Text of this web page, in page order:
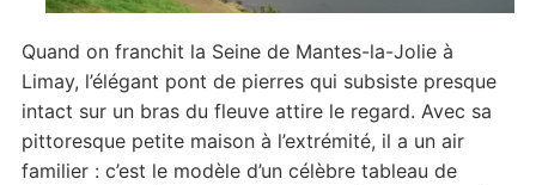
Quand on franchit la Seine de Mantes-la-Jolie à
Limay, l’élégant pont de pierres qui subsiste presque
intact sur un bras du fleuve attire le regard. Avec sa
pittoresque petite maison à l’extrémité, il a un air
familier : c’est le modèle d’un célèbre tableau de